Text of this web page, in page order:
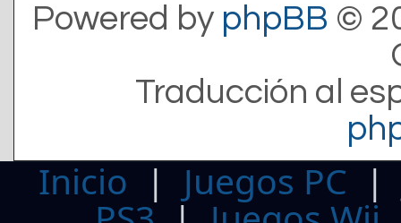
Powered by phpBB ©
Traducción al
Inicio | Juegos PC